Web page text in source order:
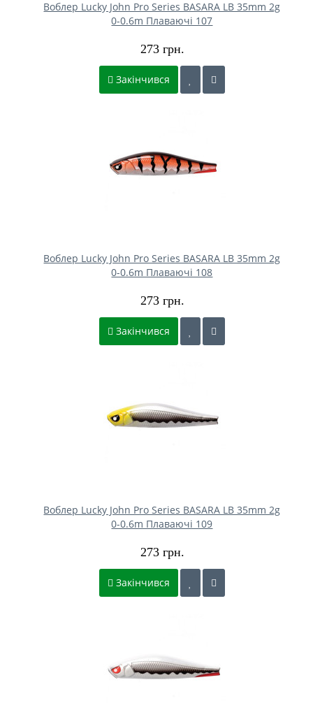
Воблер Lucky John Pro Series BASARA LB 35mm 2g
0-0.6m Плаваючі 107
273 грн.
Закінчився
Воблер Lucky John Pro Series BASARA LB 35mm 2g
0-0.6m Плаваючі 108
273 грн.
Закінчився
Воблер Lucky John Pro Series BASARA LB 35mm 2g
0-0.6m Плаваючі 109
273 грн.
Закінчився